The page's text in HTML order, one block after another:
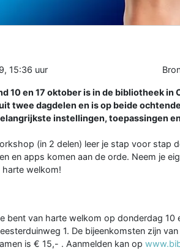
15:36 uur
10 en 17 oktober is in de bibliotheek in
twee dagdelen en is op beide
instellingen, toepassingen
(in 2 delen) leer je stap voor stap
en apps komen aan de orde. Neem je
harte welkom!
bent van harte welkom op donderdag 10
1. De bijeenkomsten zijn
is € 15,- . Aanmelden kan op